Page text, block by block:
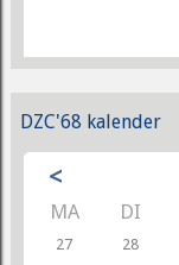
DZC'68 kalender
<
MA DI
27 28